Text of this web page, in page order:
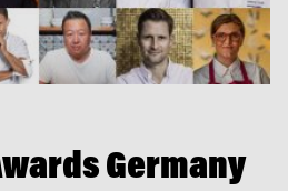
Germany